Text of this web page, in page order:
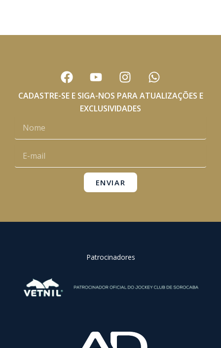
F
a
c
o
Y
o
u
t
e
I
n
s
t
r
m
W
h
a
p
CADASTRE-SE E SIGA-NOS PARA ATUALIZAÇÕES E
EXCLUSIVIDADES
mail
ENVIAR
Patrocinadores